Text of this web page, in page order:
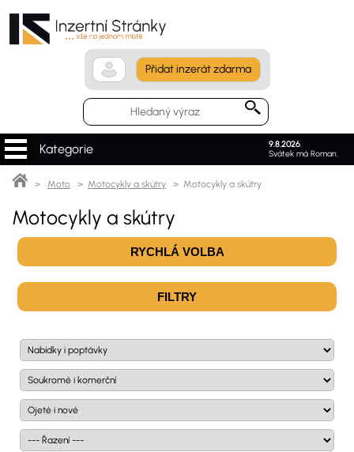
Přidat inzerát zdarma
9.8.2026.
Svátek má Roman.
Kategorie
> Moto > Motocykly a skútry > Motocykly a skútry
Motocykly a skútry
RYCHLÁ VOLBA
FILTRY